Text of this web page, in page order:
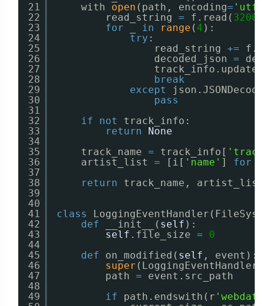
21
22
23
24
25
26
27
28
29
30
31
32
33
34
35
36
37
38
39
40
41
42
43
44
45
46
47
48
49
with open (path, encoding= 'utf-
read_string = f.read( 3200
for
in range ( 4 ):
try :
read_string +=
decoded_json =
break
except
pass
if
not
track_info:
return
None
track_name = track_info[ 'track'
artist_list = [i[ 'name' ] for
return
track_name, artist_list
class
def
__init__( self ):
self .file_size =
0
def
on_modified( self , event):
super (LoggingEventHandler,
path =
event.src_path
if
path.endswith(r